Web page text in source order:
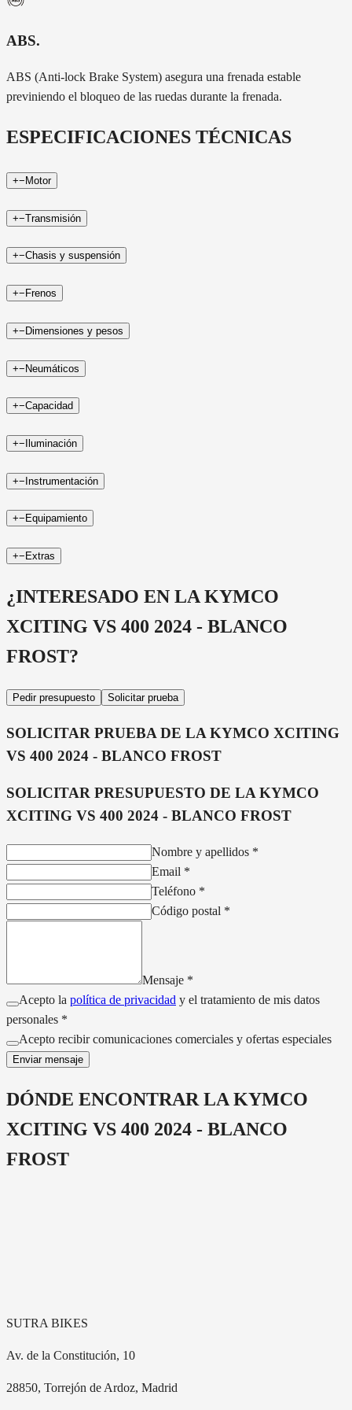
ABS.
ABS (Anti-lock Brake System) asegura una frenada estable
previniendo el bloqueo de las ruedas durante la frenada.
ESPECIFICACIONES TÉCNICAS
+− Motor
+−Transmisión
+−Chasis y suspensión
+− Frenos
+− Dimensiones y pesos
+−Neumáticos
+−Capacidad
+− Iluminación
+− Instrumentación
+− Equipamiento
+− Extras
¿INTERESADO EN LA KYMCO
XCITING VS 400 2024 - BLANCO
FROST?
Pedir presupuesto Solicitar prueba
SOLICITAR PRUEBA DE LA KYMCO XCITING
VS 400 2024 - BLANCO FROST
SOLICITAR PRESUPUESTO DE LAKYMCO
XCITING VS 400 2024 - BLANCO FROST
Nombre y apellidos *
Email *
Teléfono *
Código postal *
Mensaje *
Acepto la política de privacidad y el tratamiento de mis datos
personales *
Acepto recibir comunicaciones comerciales y ofertas especiales
Enviar mensaje
DÓNDE ENCONTRAR LA KYMCO
XCITING VS 400 2024 - BLANCO
FROST
SUTRA BIKES
Av. de la Constitución, 10
28850, Torrejón de Ardoz, Madrid